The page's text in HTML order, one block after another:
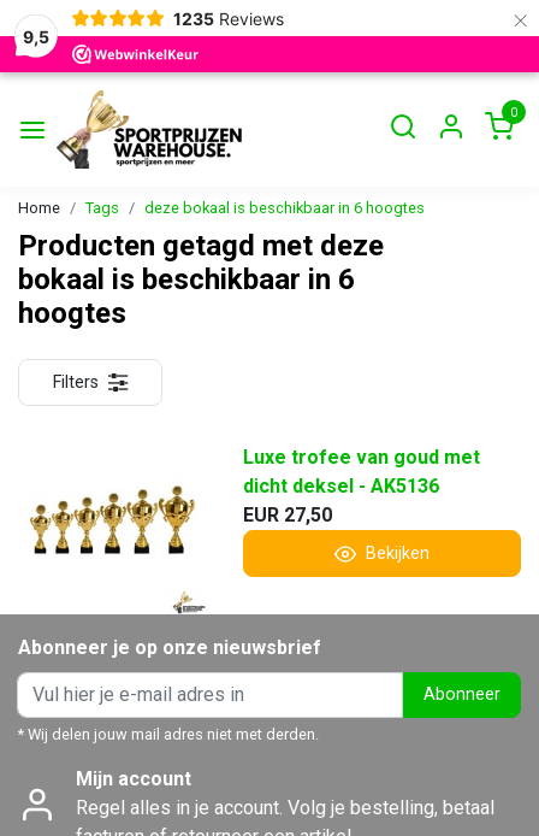
9,5
1235 Reviews ×
0
Home Tags deze bokaal is beschikbaar in 6 hoogtes
Producten getagd met deze
bokaal is beschikbaar in 6
hoogtes
Filters
Luxe trofee van goud met
dicht deksel - AK5136
EUR 27,50
Bekijken
Abonneer je op onze nieuwsbrief
Abonneer
* Wij delen jouw mail adres niet met derden.
Mijn account
Regel alles in je account. Volg je bestelling, betaal